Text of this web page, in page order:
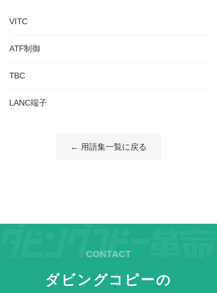
VITC
ATF制御
TBC
LANC端子
← 用語集一覧に戻る
ダビングコピーの